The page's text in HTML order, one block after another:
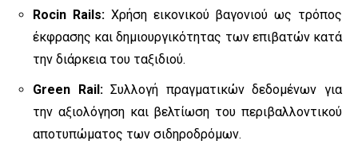
Rocin Rails:Χρήση εικονικού βαγονιού ως τρόπος
έκφρασης και δημιουργικότητας των επιβατών κατά
την διάρκεια του ταξιδιού.
Green Rail:Συλλογή πραγματικών δεδομένων για
την αξιολόγηση και βελτίωση του περιβαλλοντικού
αποτυπώματος των σιδηροδρόμων.